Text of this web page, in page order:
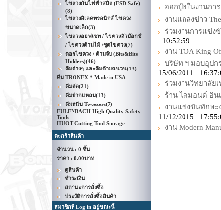
ไขควงกันไฟฟ้าสถิต (ESD Safe)
(8)
ไขควงอิเลคทรอนิกส์ ไขควง
ขนาดเล็ก(3)
ไขควงออฟเซท / ไขควงหัวบ๊อกซ์
/ ไขควงด้ามไม้ /ชุดไขควง(7)
ดอกไขควง / ด้ามจับ (Bits&Bits
Holders)(46)
คีมต่างๆ และคีมด้ามฉนวน(13)
คีม TRONEX * Made in USA
คีมตัด(21)
คีมปากแหลม(13)
คีมหนีบ Tweezers(7)
EULENBACH High Quality Safety
Tools
HUOT Cutting Tool Storage
ตะกร้าสินค้า
จำนวน : 0 ชิ้น
ราคา : 0.00บาท
ดูสินค้า
ชำระเงิน
สถานะการสั่งซื้อ
ประวัติการสั่งซื้อสินค้า
สมาชิกที่ Log in อยู่ขณะนี้
ออกบู๊ธในงานกา
งานแถลงข่าว
ร่วมงานการแข่ง
10:52:59
งาน TOA King
บริษัท ฯ มอบอุปก
15/06/2011
ร่วมงานวิทยาลัย
ร้าน ไดมอนด์ อิน
งานแข่งขันทักษะ
11/12/2015
งาน Modern